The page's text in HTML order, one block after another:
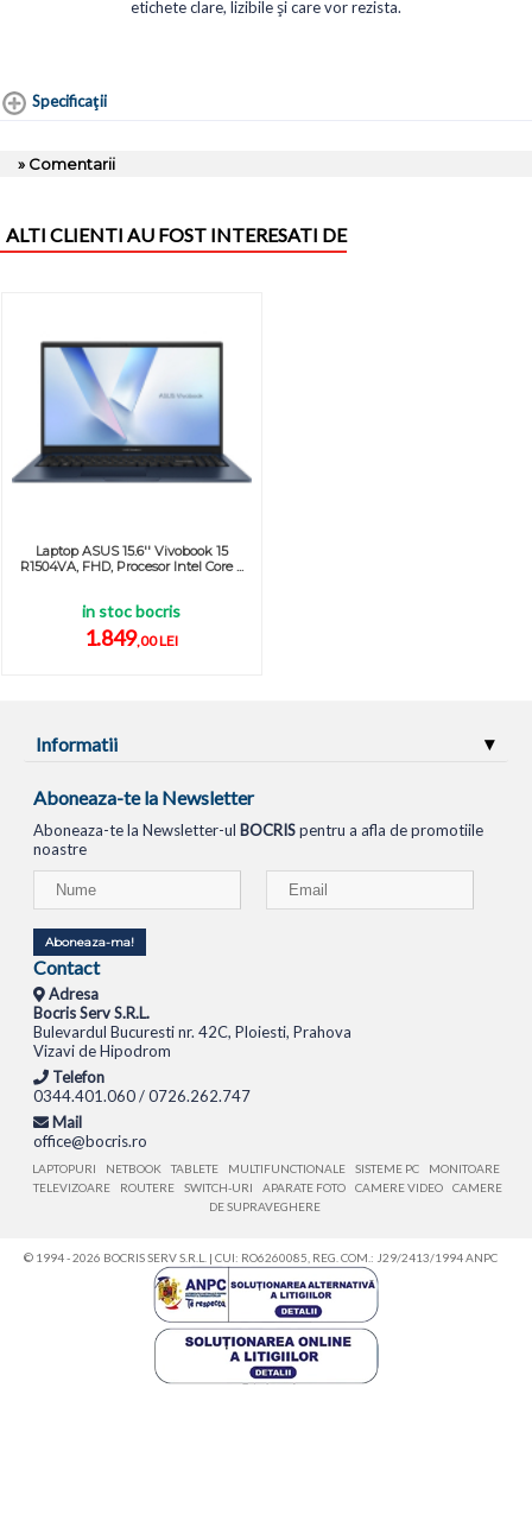
etichete clare, lizibile și care vor rezista.
Specificaţii
» Comentarii
ALTI CLIENTI AU FOST INTERESATI DE
Laptop ASUS 15.6'' Vivobook 15
R1504VA, FHD, Procesor Intel Core ...
in stoc bocris
1.849,00 LEI
Informatii
Aboneaza-te la Newsletter
Aboneaza-te la Newsletter-ul BOCRISpentru a afla de promotiile
noastre
Aboneaza-ma!
Contact
Adresa
Bocris Serv S.R.L.
Bulevardul Bucuresti nr. 42C, Ploiesti, Prahova
Vizavi de Hipodrom
Telefon
0344.401.060 / 0726.262.747
Mail
office@bocris.ro
LAPTOPURI NETBOOK TABLETE MULTIFUNCTIONALE SISTEME PC
MONITOARE
TELEVIZOARE
ROUTERE SWITCH-URI APARATE FOTO CAMERE VIDEO
CAMERE
DE SUPRAVEGHERE
© 1994 - 2026 BOCRIS SERV S.R.L. | CUI: RO6260085, REG. COM.: J29/2413/1994ANPC